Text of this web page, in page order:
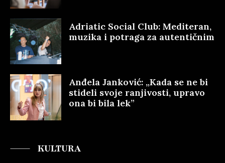
Adriatic Social Club: Mediteran,
muzika i potraga za autentičnim
Anđela Janković: „Kada se ne bi
stideli svoje ranjivosti, upravo
ona bi bila lek”
KULTURA